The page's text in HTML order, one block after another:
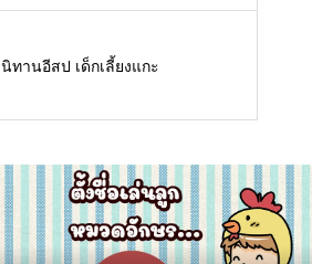
นิทานอีสป เด็กเลี้ยงแกะ